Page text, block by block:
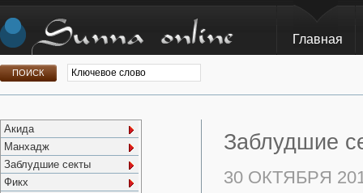
Главная
Акида
Манхадж
Заблудшие секты
Фикх
Заблудшие
30 ОКТЯБРЯ